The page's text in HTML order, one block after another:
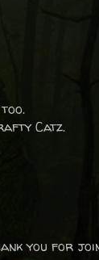
Catz.
you for